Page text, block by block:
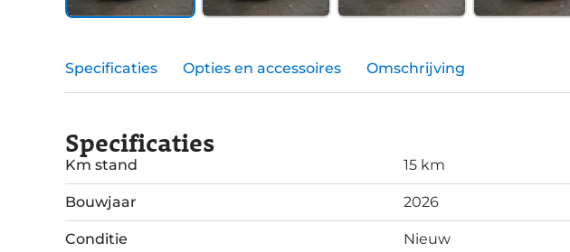
Specificaties Opties en accessoires Omschrijving
Specificaties
Km stand 15 km
Bouwjaar 2026
Conditie Nieuw